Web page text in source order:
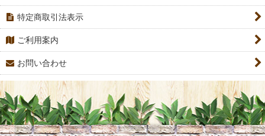
特定商取引法表示
ご利用案内
お問い合わせ